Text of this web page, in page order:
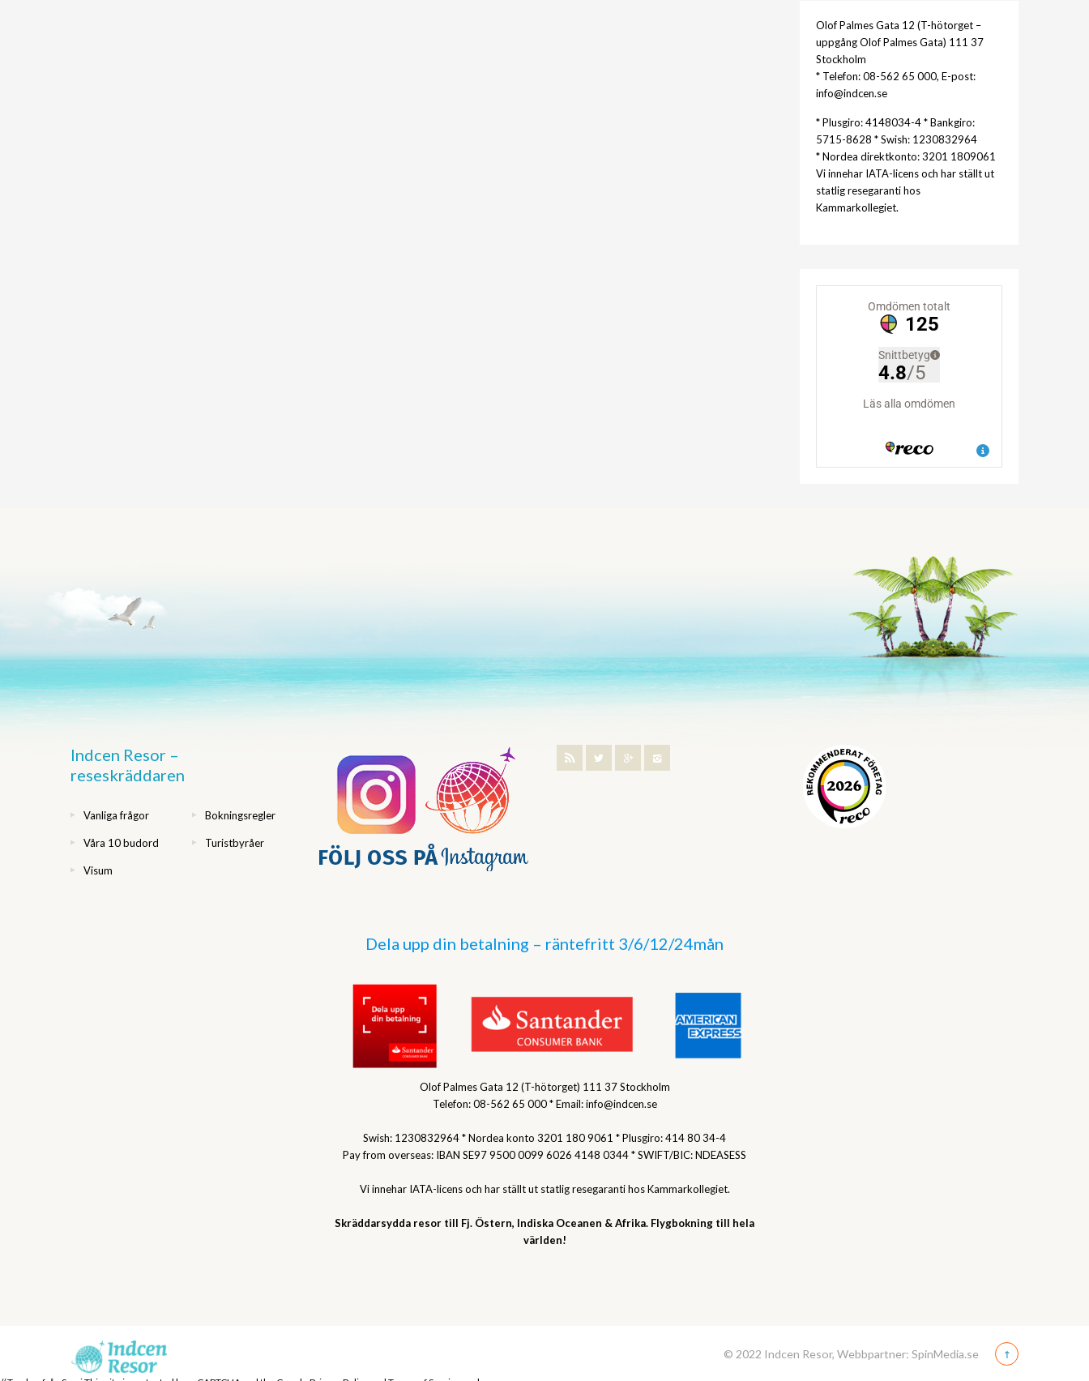
Olof Palmes Gata 12 (T-hötorget –
uppgång Olof Palmes Gata) 111 37
Stockholm
* Telefon: 08-562 65 000, E-post:
info@indcen.se
* Plusgiro: 4148034-4 * Bankgiro:
5715-8628 * Swish: 1230832964
* Nordea direktkonto: 3201 1809061
Vi innehar IATA-licens och har ställt ut
statlig resegaranti hos
Kammarkollegiet.
Indcen Resor –
reseskräddaren
Vanliga frågor Bokningsregler
Våra 10 budord Turistbyråer
Visum
Dela upp din betalning – räntefritt 3/6/12/24mån
Olof Palmes Gata 12 (T-hötorget) 111 37 Stockholm
Telefon: 08-562 65 000 * Email: info@indcen.se
Swish: 1230832964 * Nordea konto 3201 180 9061 * Plusgiro: 414 80 34-4
Pay from overseas: IBAN SE97 9500 0099 6026 4148 0344 * SWIFT/BIC: NDEASESS
Vi innehar IATA-licens och har ställt ut statlig resegaranti hos Kammarkollegiet.
Skräddarsydda resor till Fj. Östern, Indiska Oceanen & Afrika. Flygbokning till hela
världen!
© 2022 Indcen Resor, Webbpartner: SpinMedia.se